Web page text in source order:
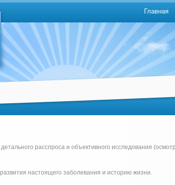
Главная
расспроса и объективного исследования
настоящего заболевания и историю жизни.